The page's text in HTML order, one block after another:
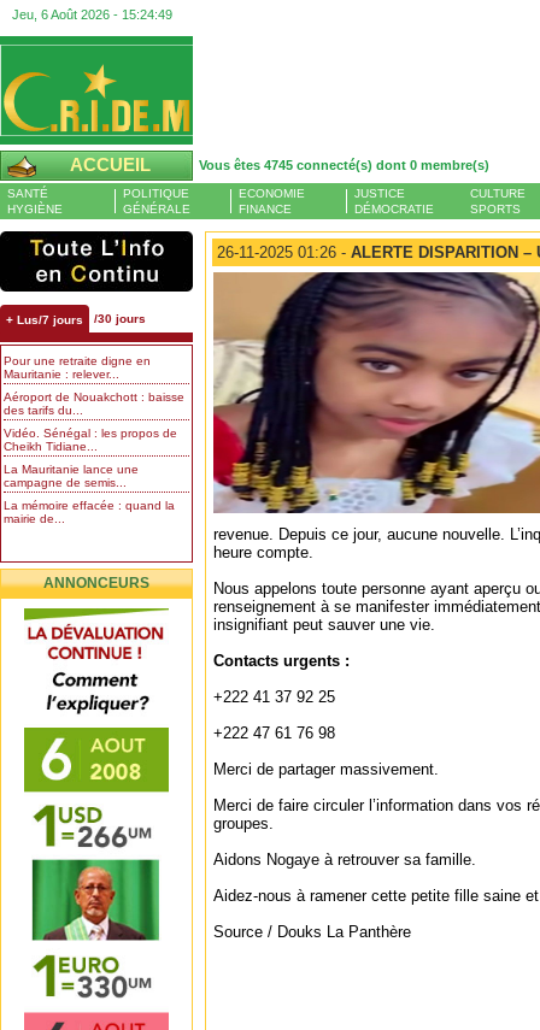
Jeu, 6 Août 2026 - 15:24:50
ACCUEIL Vous êtes 4745 connecté(s) dont 0 membre(s)
SANTÉ
HYGIÈNE
POLITIQUE
GÉNÉRALE
ECONOMIE
FINANCE
JUSTICE
DÉMOCRATIE
CULTURE
SPORTS
+ Lus/7 jours /30 jours
Pour une retraite digne en
Mauritanie : relever...
Aéroport de Nouakchott : baisse
des tarifs du...
Vidéo. Sénégal : les propos de
Cheikh Tidiane...
La Mauritanie lance une
campagne de semis...
La mémoire effacée : quand la
mairie de...
ANNONCEURS
26-11-2025 01:26 - ALERTE DISPARITION –
revenue. Depuis ce jour, aucune nouvelle.
heure compte.
Nous appelons toute personne ayant aperçu
renseignement à se manifester
insignifiant peut sauver une vie.
Contacts urgents :
+222 41 37 92 25
+222 47 61 76 98
Merci de partager massivement.
Merci de faire circuler l’information dans vos
groupes.
Aidons Nogaye à retrouver sa famille.
Aidez-nous à ramener cette petite fille saine
Source / Douks La Panthère